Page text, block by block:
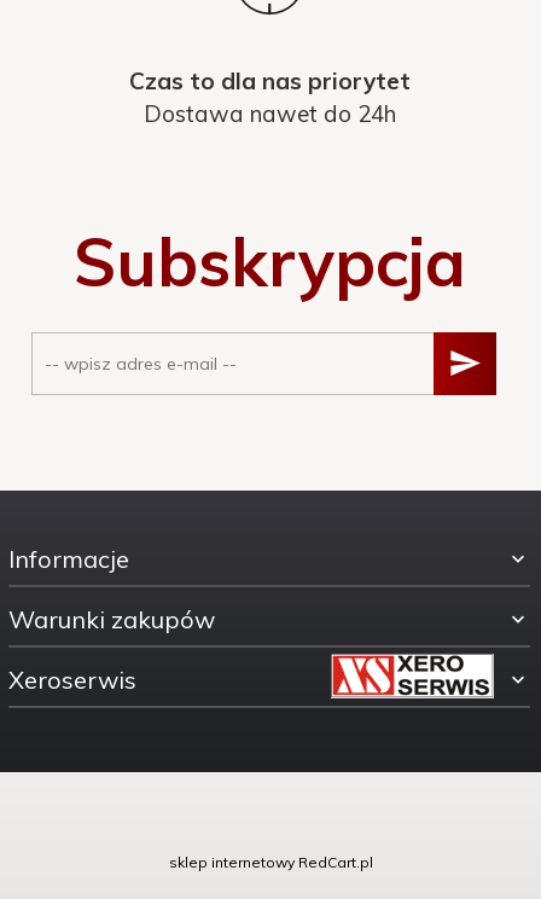
Czas to dla nas priorytet
Dostawa nawet do 24h
Subskrypcja
Informacje
Warunki zakupów
Xeroserwis
00-116 Warszawa woj.
sklep internetowyRedCart.pl